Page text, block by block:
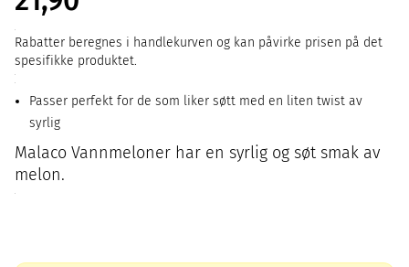
Rabatter beregnes i handlekurven og kan påvirke prisen på det
spesifikke produktet.
Passer perfekt for de som liker søtt med en liten twist av
syrlig
Malaco Vannmeloner har en syrlig og søt smak av
melon.